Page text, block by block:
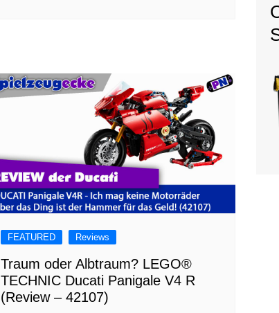
FEATURED Reviews
Traum oder Albtraum? LEGO®
TECHNIC Ducati Panigale V4 R
(Review – 42107)